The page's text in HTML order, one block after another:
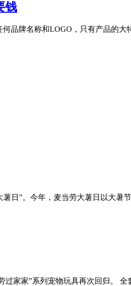
钱
品牌名称和LOGO，只有产品的大
日”。今年，麦当劳大薯日以大暑
过家家”系列宠物玩具再次回归。